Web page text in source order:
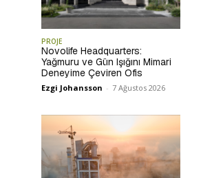
PROJE
Novolife Headquarters:
Yağmuru ve Gün Işığını Mimari
Deneyime Çeviren Ofis
Ezgi Johansson - 7 Ağustos 2026